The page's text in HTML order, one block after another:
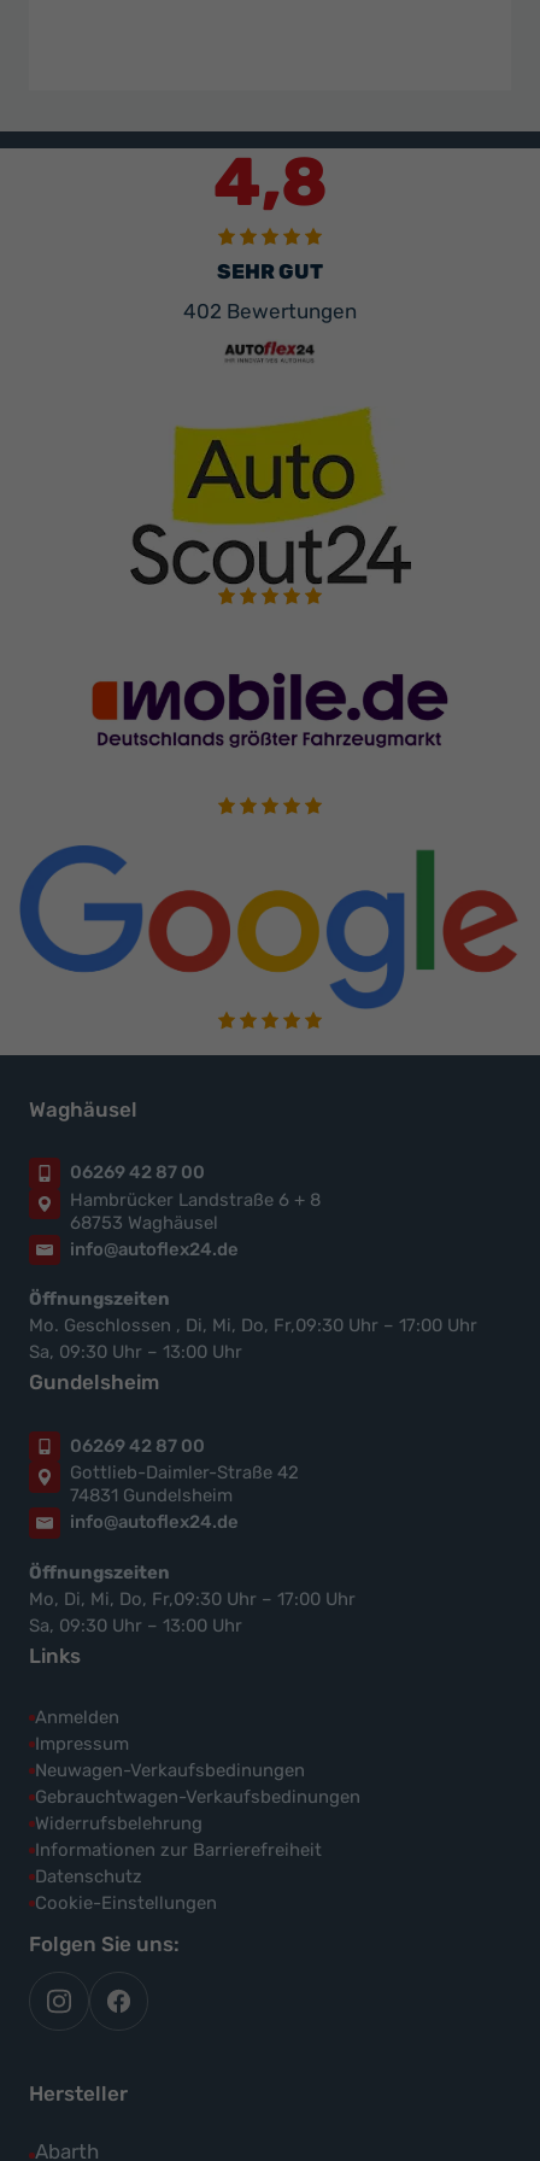
4,8
SEHR GUT
402 Bewertungen
Waghäusel
06269 42 87 00
Hambrücker Landstraße 6 + 8
68753 Waghäusel
info@autoflex24.de
Öffnungszeiten
Mo. Geschlossen , Di, Mi, Do, Fr,09:30 Uhr – 17:00 Uhr
Sa, 09:30 Uhr – 13:00 Uhr
Gundelsheim
06269 42 87 00
Gottlieb-Daimler-Straße 42
74831 Gundelsheim
info@autoflex24.de
Öffnungszeiten
Mo, Di, Mi, Do, Fr,09:30 Uhr – 17:00 Uhr
Sa, 09:30 Uhr – 13:00 Uhr
Links
Anmelden
Impressum
Neuwagen-Verkaufsbedinungen
Gebrauchtwagen-Verkaufsbedinungen
Widerrufsbelehrung
Informationen zur Barrierefreiheit
Datenschutz
Cookie-Einstellungen
Folgen Sie uns:
autoflex
auf
autoflex24
auf
Hersteller
Abarth
Alle